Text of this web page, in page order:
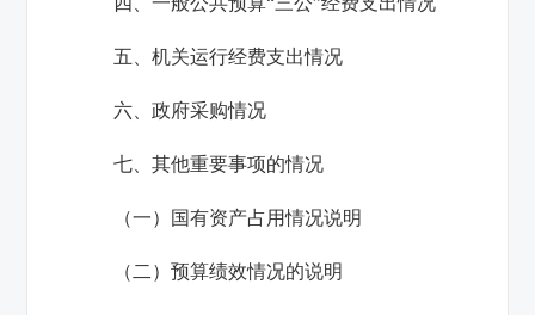
五、机关运行经费支出情况
六、政府采购情况
七、其他重要事项的情况
（一）国有资产占用情况说明
（二）预算绩效情况的说明